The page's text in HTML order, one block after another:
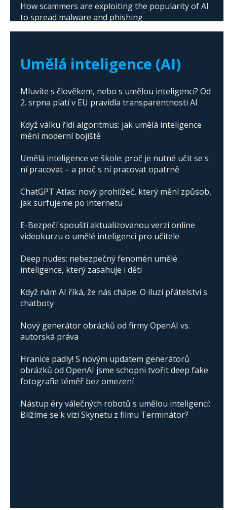
How scammers are exploiting the popularity of AI
to spread malware and phishing
Umělá inteligence (AI)
Mluvíte s člověkem, nebo s umělou inteligencí? Od
2. srpna platí v EU pravidla transparentnosti AI
Když válku řídí algoritmus: jak umělá inteligence
mění moderní bojiště
Umělá inteligence ve škole: proč je nutné učit se s
ní pracovat – a proč s ní pracovat opatrně
ChatGPT Atlas: nový prohlížeč, který mění způsob,
jak surfujeme po internetu
E-Bezpečí spouští aktualizovanou verzi online
videokurzu o umělé inteligenci pro učitele
Deep nudes: nebezpečný fenomén umělé
inteligence, který zasahuje i děti
Když nám AI říká, že nás chápe. O iluzi přátelství s
chatboty
Nový generátor obrázků od firmy OpenAI vs.
autorská práva
Hranice padly! S novým updatem generátorů
obrázků od OpenAI jsme schopni tvořit deep fake
fotografie téměř bez omezení
Nástup éry válečných robotů s umělou inteligencí:
Blížíme se k vizi Skynetu z filmu Terminátor?